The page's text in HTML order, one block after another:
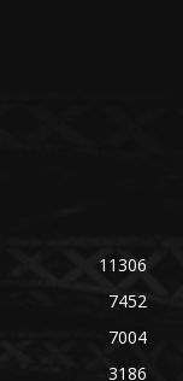
11306
7452
7004
3186